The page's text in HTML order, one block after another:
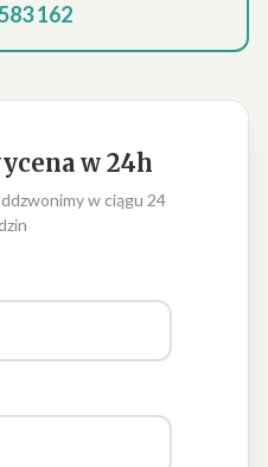
162
w 24h
w ciągu 24